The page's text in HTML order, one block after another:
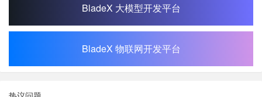
BladeX 大模型开发平台
BladeX 物联网开发平台